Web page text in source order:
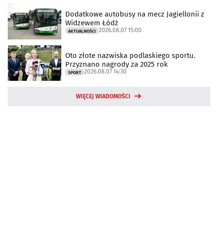
Dodatkowe autobusy na mecz Jagiellonii z
Widzewem Łódź
AKTUALNOŚCI 2026.08.07 15:00
Oto złote nazwiska podlaskiego sportu.
Przyznano nagrody za 2025 rok
SPORT 2026.08.07 14:30
WIĘCEJ WIADOMOŚCI